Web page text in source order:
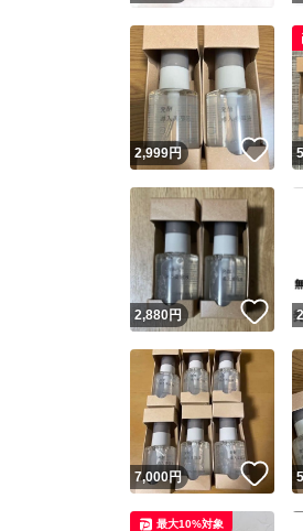
2,999円 い
2,880円 い
7,000円 い
最大10%対象